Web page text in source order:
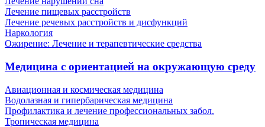
Лечение пищевых расстройств
Лечение речевых расстройств и дисфункций
Наркология
Ожирение: Лечение и терапевтические средства
Медицина с ориентацией на окружающую среду
Авиационная и космическая медицина
Водолазная и гипербарическая медицина
Профилактика и лечение профессиональных забол.
Тропическая медицина